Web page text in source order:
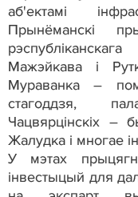
аб'ектамі
Прынёманскі
Мажэйкава і
Мураванка –
стагоддзя,
Чацвярцінскіх –
Жалудка і многае
У мэтах
інвестыцый для